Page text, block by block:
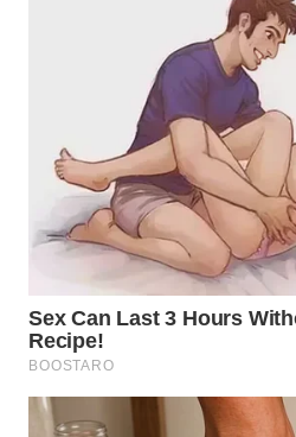
WN
MAJALENGKA
WN
WN
SUKABUMI
WN